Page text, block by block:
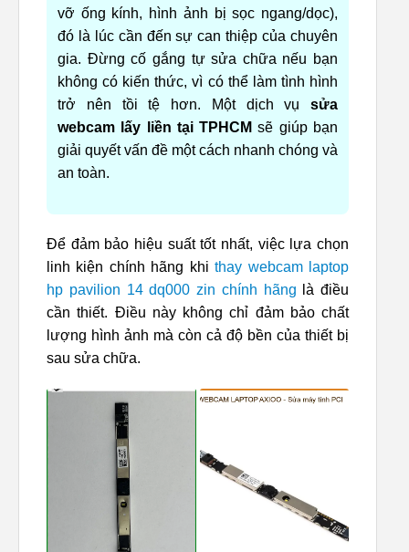
vỡ ống kính, hình ảnh bị sọc ngang/dọc),
đó là lúc cần đến sự can thiệp của chuyên
gia. Đừng cố gắng tự sửa chữa nếu bạn
không có kiến thức, vì có thể làm tình hình
trở nên tồi tệ hơn. Một dịch vụ sửa
webcam lấy liền tại TPHCM sẽ giúp bạn
giải quyết vấn đề một cách nhanh chóng và
an toàn.
Để đảm bảo hiệu suất tốt nhất, việc lựa chọn
linh kiện chính hãng khithay webcam laptop
hp pavilion 14 dq000 zin chính hãng là điều
cần thiết. Điều này không chỉ đảm bảo chất
lượng hình ảnh mà còn cả độ bền của thiết bị
sau sửa chữa.